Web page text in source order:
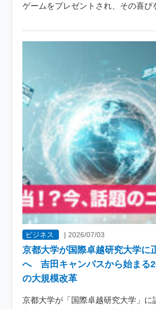
ゲームをプレゼントされ、その喜
ビジネス |2026/07/03
京都大学が国際卓越研究大学に
へ 吉田キャンパスから始まる
の大規模改革
京都大学が「国際卓越研究大学」